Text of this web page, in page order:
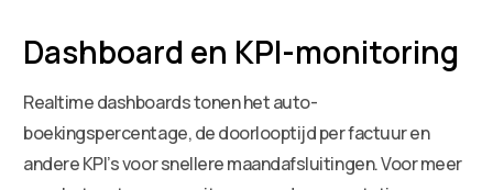
Dashboard en KPI-monitoring
Realtime dashboards tonen het auto-
boekingspercentage, de doorlooptijd per factuur en
andere KPI’s voor snellere maandafsluitingen. Voor meer